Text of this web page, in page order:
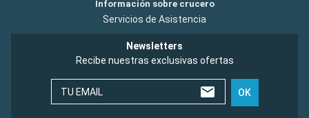
Información sobre crucero
Servicios de Asistencia
Newsletters
Recibe nuestras exclusivas ofertas
TU EMAIL OK